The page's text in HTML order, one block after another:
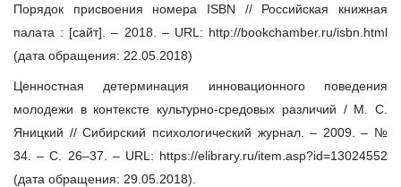
Порядок присвоения номера ISBN // Российская книжная
палата : [сайт]. – 2018. – URL: http://bookchamber.ru/isbn.html
(дата обращения: 22.05.2018)
Ценностная детерминация инновационного поведения
молодежи в контексте культурно-средовых различий / М. С.
Яницкий // Сибирский психологический журнал. – 2009. – №
34. – С. 26–37. – URL: https://elibrary.ru/item.asp?id=13024552
(дата обращения: 29.05.2018).